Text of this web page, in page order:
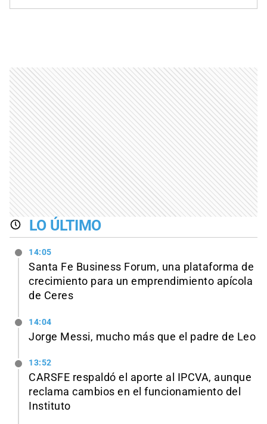
LO ÚLTIMO
14:05
Santa Fe Business Forum, una plataforma de
crecimiento para un emprendimiento apícola
de Ceres
14:04
Jorge Messi, mucho más que el padre de Leo
13:52
CARSFE respaldó el aporte al IPCVA, aunque
reclama cambios en el funcionamiento del
Instituto